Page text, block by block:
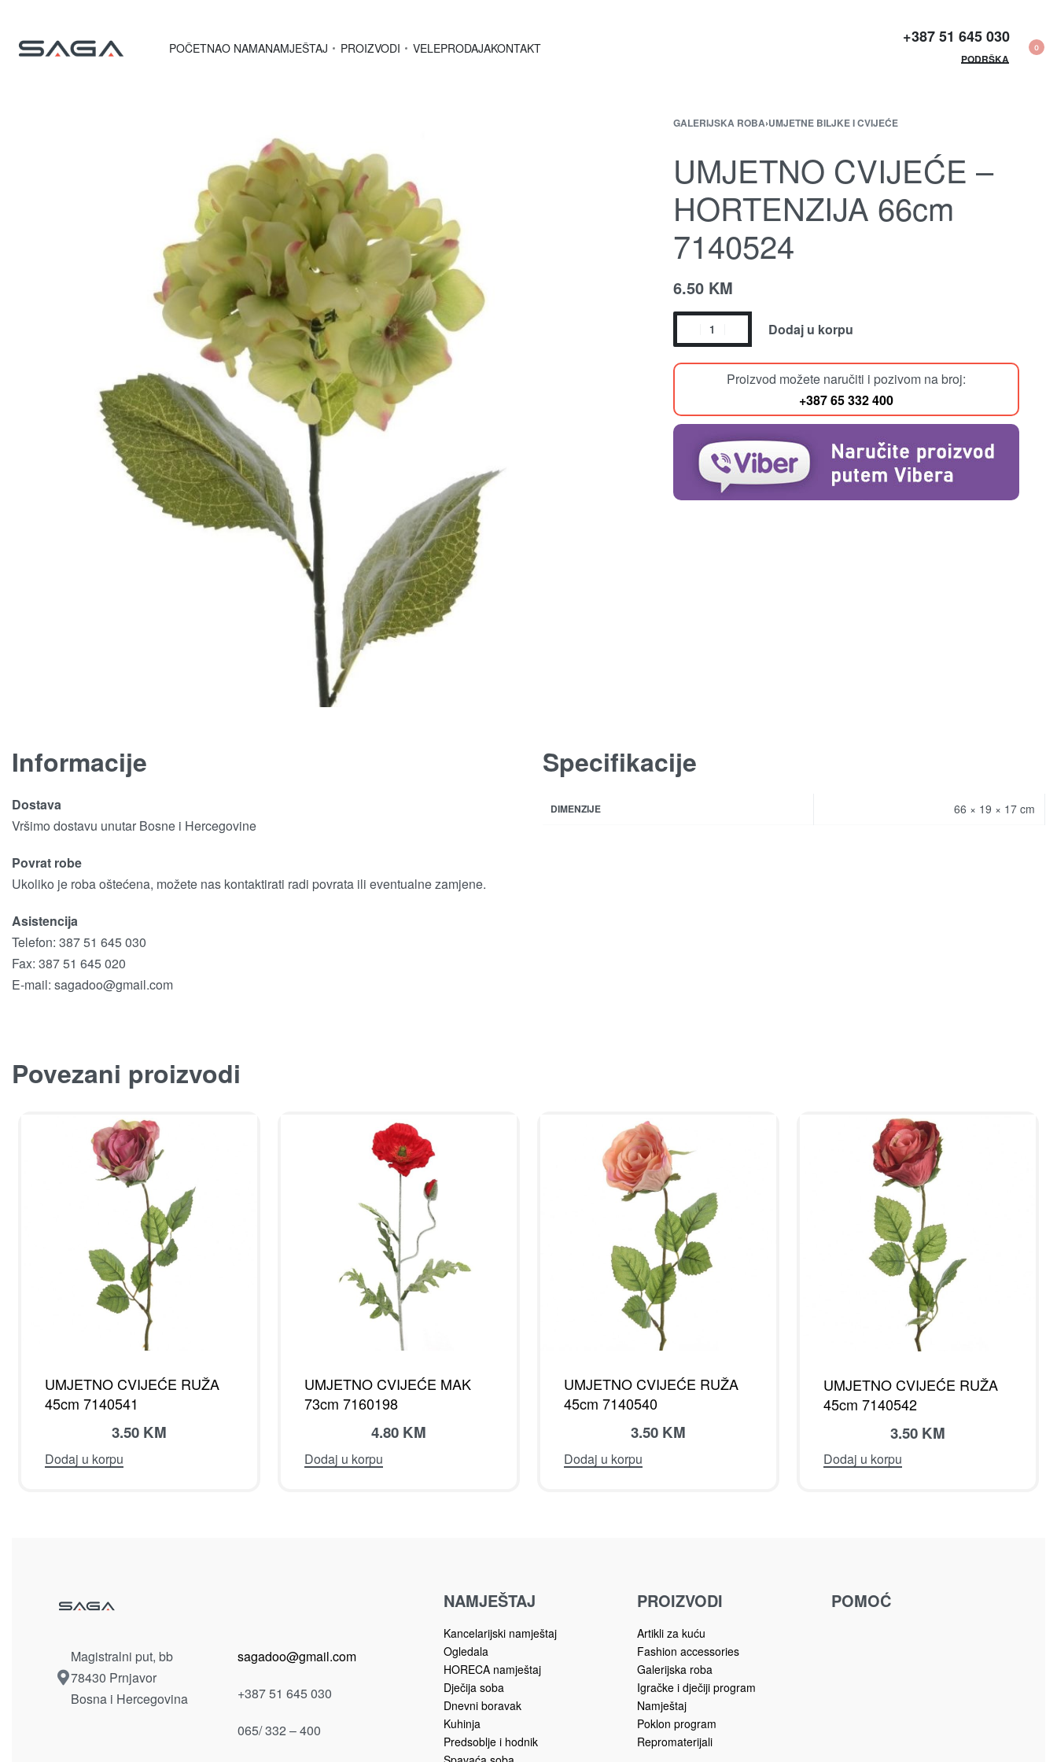
POČETNAO NAMANAMJEŠTAJ PROIZVODI VELEPRODAJAKONTAKT
+387 51 645 030​
PODRŠKA
0
GALERIJSKA ROBA›UMJETNE BILJKE I CVIJEĆE
UMJETNO CVIJEĆE –
HORTENZIJA 66cm
7140524
6.50 KM
Dodaj u korpu
Proizvod možete naručiti i pozivom na broj:
+387 65 332 400
Informacije
Dostava
Vršimo dostavu unutar Bosne i Hercegovine
Povrat robe
Ukoliko je roba oštećena, možete nas kontaktirati radi povrata ili eventualne zamjene.
Asistencija
Telefon: 387 51 645 030
Fax: 387 51 645 020
E-mail: sagadoo@gmail.com
Specifikacije
DIMENZIJE 66 × 19 × 17 cm
Povezani proizvodi
UMJETNO CVIJEĆE RUŽA
45cm 7140541
3.50 KM
Dodaj u korpu
UMJETNO CVIJEĆE MAK
73cm 7160198
4.80 KM
Dodaj u korpu
UMJETNO CVIJEĆE RUŽA
45cm 7140540
3.50 KM
Dodaj u korpu
UMJETNO CVIJEĆE RUŽA
45cm 7140542
3.50 KM
Dodaj u korpu
Magistralni put, bb
78430 Prnjavor
Bosna i Hercegovina
sagadoo@gmail.com
+387 51 645 030
065/ 332 – 400
NAMJEŠTAJ
Kancelarijski namještaj
Ogledala
HORECA namještaj
Dječija soba
Dnevni boravak
Kuhinja
Predsoblje i hodnik
PROIZVODI
Artikli za kuću
Fashion accessories
Galerijska roba
Igračke i dječiji program
Namještaj
Poklon program
Repromaterijali
POMOĆ